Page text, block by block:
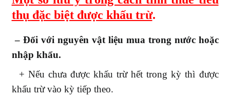
thụ đặc biệt được khấu trừ.
– Đối với nguyên vật liệu mua trong nước hoặc
nhập khẩu.
+ Nếu chưa được khấu trừ hết trong kỳ thì được
khấu trừ vào kỳ tiếp theo.